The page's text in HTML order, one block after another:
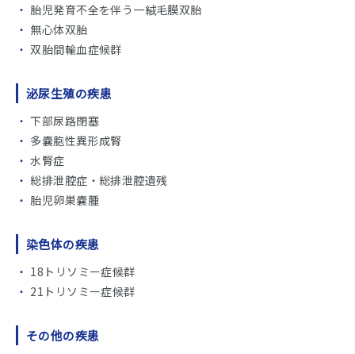
胎児発育不全を伴う一絨毛膜双胎
無心体双胎
双胎間輸血症候群
泌尿生殖の疾患
下部尿路閉塞
多嚢胞性異形成腎
水腎症
総排泄腔症・総排泄腔遺残
胎児卵巣嚢腫
染色体の疾患
18トリソミー症候群
21トリソミー症候群
その他の疾患